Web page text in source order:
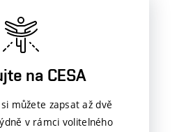
na CESA
můžete zapsat až dvě
v rámci volitelného